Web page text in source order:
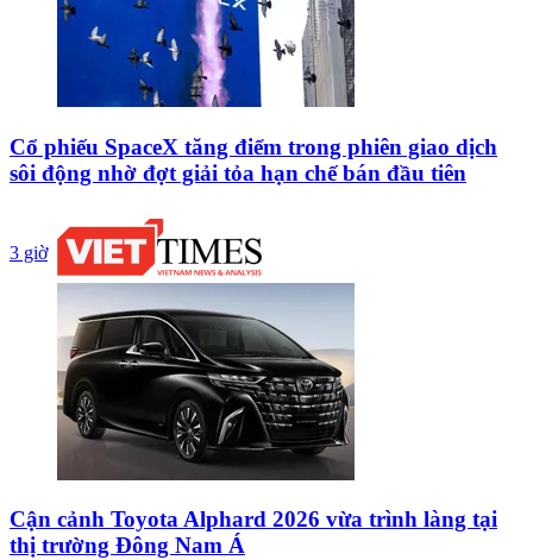
Cổ phiếu SpaceX tăng điểm trong phiên giao dịch
sôi động nhờ đợt giải tỏa hạn chế bán đầu tiên
3 giờ
Cận cảnh Toyota Alphard 2026 vừa trình làng tại
thị trường Đông Nam Á